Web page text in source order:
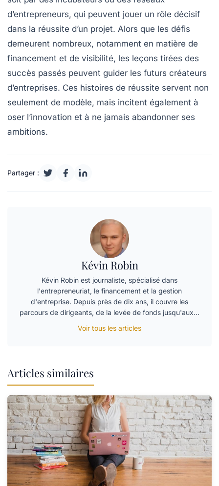
d’entrepreneurs, qui peuvent jouer un rôle décisif
dans la réussite d’un projet. Alors que les défis
demeurent nombreux, notamment en matière de
financement et de visibilité, les leçons tirées des
succès passés peuvent guider les futurs créateurs
d’entreprises. Ces histoires de réussite servent non
seulement de modèle, mais incitent également à
oser l’innovation et à ne jamais abandonner ses
ambitions.
Partager :
Kévin Robin
Kévin Robin est journaliste, spécialisé dans
l'entrepreneuriat, le financement et la gestion
d'entreprise. Depuis près de dix ans, il couvre les
parcours de dirigeants, de la levée de fonds jusqu'aux…
Voir tous les articles
Articles similaires